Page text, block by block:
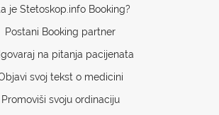
je Stetoskop.info Booking?
Postani Booking partner
na pitanja pacijenata
svoj tekst o medicini
Promoviši svoju ordinaciju